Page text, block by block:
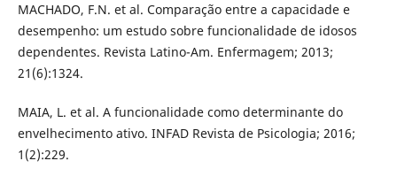
MACHADO, F.N. et al. Comparação entre a capacidade e
desempenho: um estudo sobre funcionalidade de idosos
dependentes. Revista Latino-Am. Enfermagem; 2013;
21(6):1324.
MAIA, L. et al. A funcionalidade como determinante do
envelhecimento ativo. INFAD Revista de Psicologia; 2016;
1(2):229.